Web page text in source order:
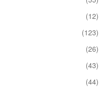
(12)
(123)
(26)
(43)
(44)